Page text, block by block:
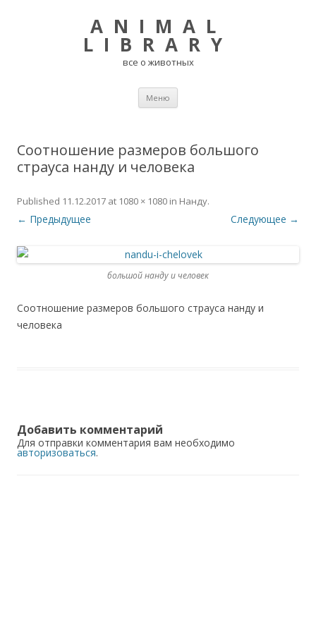
ANIMAL
LIBRARY
все о животных
Меню
Соотношение размеров большого
страуса нанду и человека
Published 11.12.2017 at 1080 × 1080 in Нанду.
← Предыдущее Следующее →
большой нанду и человек
Соотношение размеров большого страуса нанду и
человека
Добавить комментарий
Для отправки комментария вам необходимо
авторизоваться.